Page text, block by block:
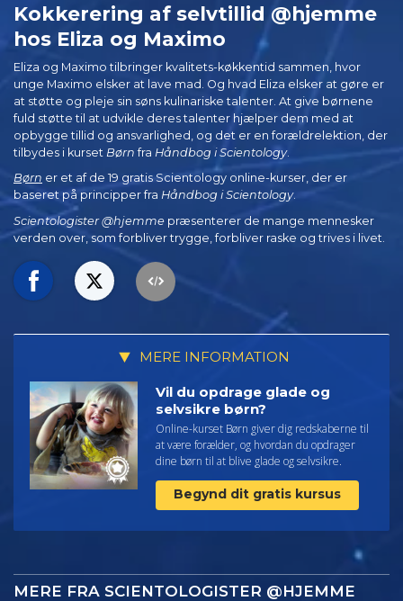
Kokkerering af selvtillid @hjemme
hos Eliza og Maximo
Eliza og Maximo tilbringer kvalitets-køkkentid sammen, hvor
unge Maximo elsker at lave mad. Og hvad Eliza elsker at gøre er
at støtte og pleje sin søns kulinariske talenter. At give børnene
fuld støtte til at udvikle deres talenter hjælper dem med at
opbygge tillid og ansvarlighed, og det er en forældrelektion, der
tilbydes i kurset Børn fra Håndbog i Scientology.
Børn er et af de 19 gratis Scientology online-kurser, der er
baseret på principper fra Håndbog i Scientology.
Scientologister @hjemme præsenterer de mange mennesker
verden over, som forbliver trygge, forbliver raske og trives i livet.
MERE INFORMATION
Vil du opdrage glade og
selvsikre børn?
Online-kurset Børn giver dig redskaberne til
at være forælder, og hvordan du opdrager
dine børn til at blive glade og selvsikre.
Begynd dit gratis kursus
MERE FRA SCIENTOLOGISTER @HJEMME